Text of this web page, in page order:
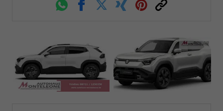
WhatsappFacebookTwitterXing Pinterest
Link